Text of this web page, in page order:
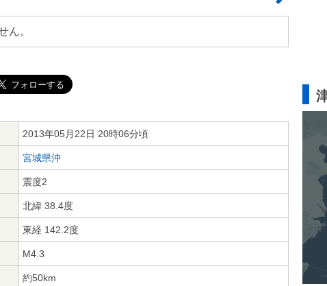
ん。
2013年05月22日 20時06分頃
宮城県沖
震度2
北緯 38.4度
東経 142.2度
M4.3
約50km